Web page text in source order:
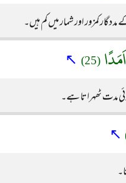
کمزور اور شمار میں کم ہیں۔
(25)
↖
مدت ٹھہراتا ہے۔
↖